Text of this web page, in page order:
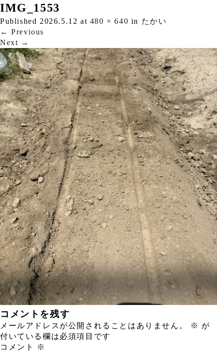
IMG_1553
Published 2026.5.12 at 480 × 640 in たかい
← Previous
Next →
コメントを残す
メールアドレスが公開されることはありません。 ※ が
付いている欄は必須項目です
コメント
※